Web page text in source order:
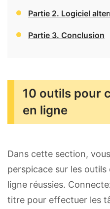
Partie 2. Logiciel
Partie 3. Conclusion
10 outils pour
en ligne
Dans cette section,
perspicace sur les
ligne réussies.
titre pour effectuer les